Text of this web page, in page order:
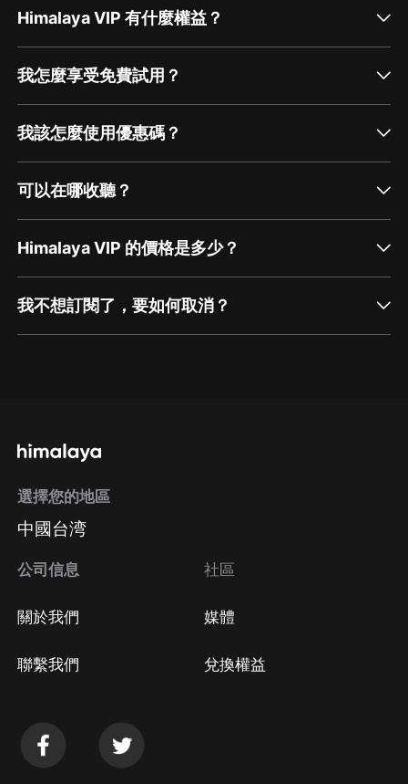
Himalaya VIP 有什麼權益？
我怎麼享受免費試用？
我該怎麼使用優惠碼？
可以在哪收聽？
Himalaya VIP 的價格是多少？
我不想訂閱了，要如何取消？
方法 Google Play取消訂閱方法
選擇您的地區
中國台湾
公司信息
關於我們
聯繫我們
社區
媒體
兌換權益